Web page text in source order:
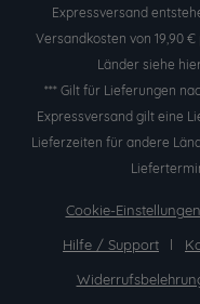
Expressversand
Versandkosten von 19,90
Länder siehe
*** Gilt für Lieferungen
Expressversand gilt eine
Lieferzeiten für andere
Cookie-Einstellungen
Hilfe / Support